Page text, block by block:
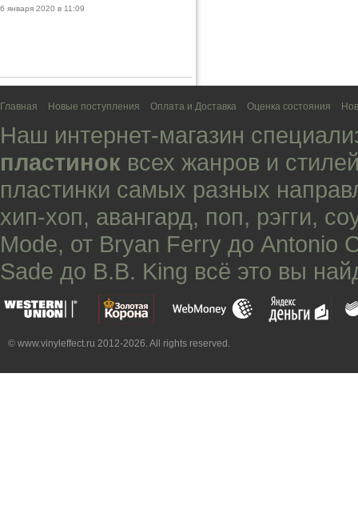
6 января 2020 в 11:09
Главная Новые поступления Оплата и Доставка Оценка состояния
Наш интернет-магазин
пластинок всех жанров и
пластинки самых разных
хип-хоп, авангард, поп, рэгги,
Mode, от Bryan Ferry до Antonio
Sade до B.B. King всё это вы
© www.vinyleffect.ru 2012-2026. All rights reserved.